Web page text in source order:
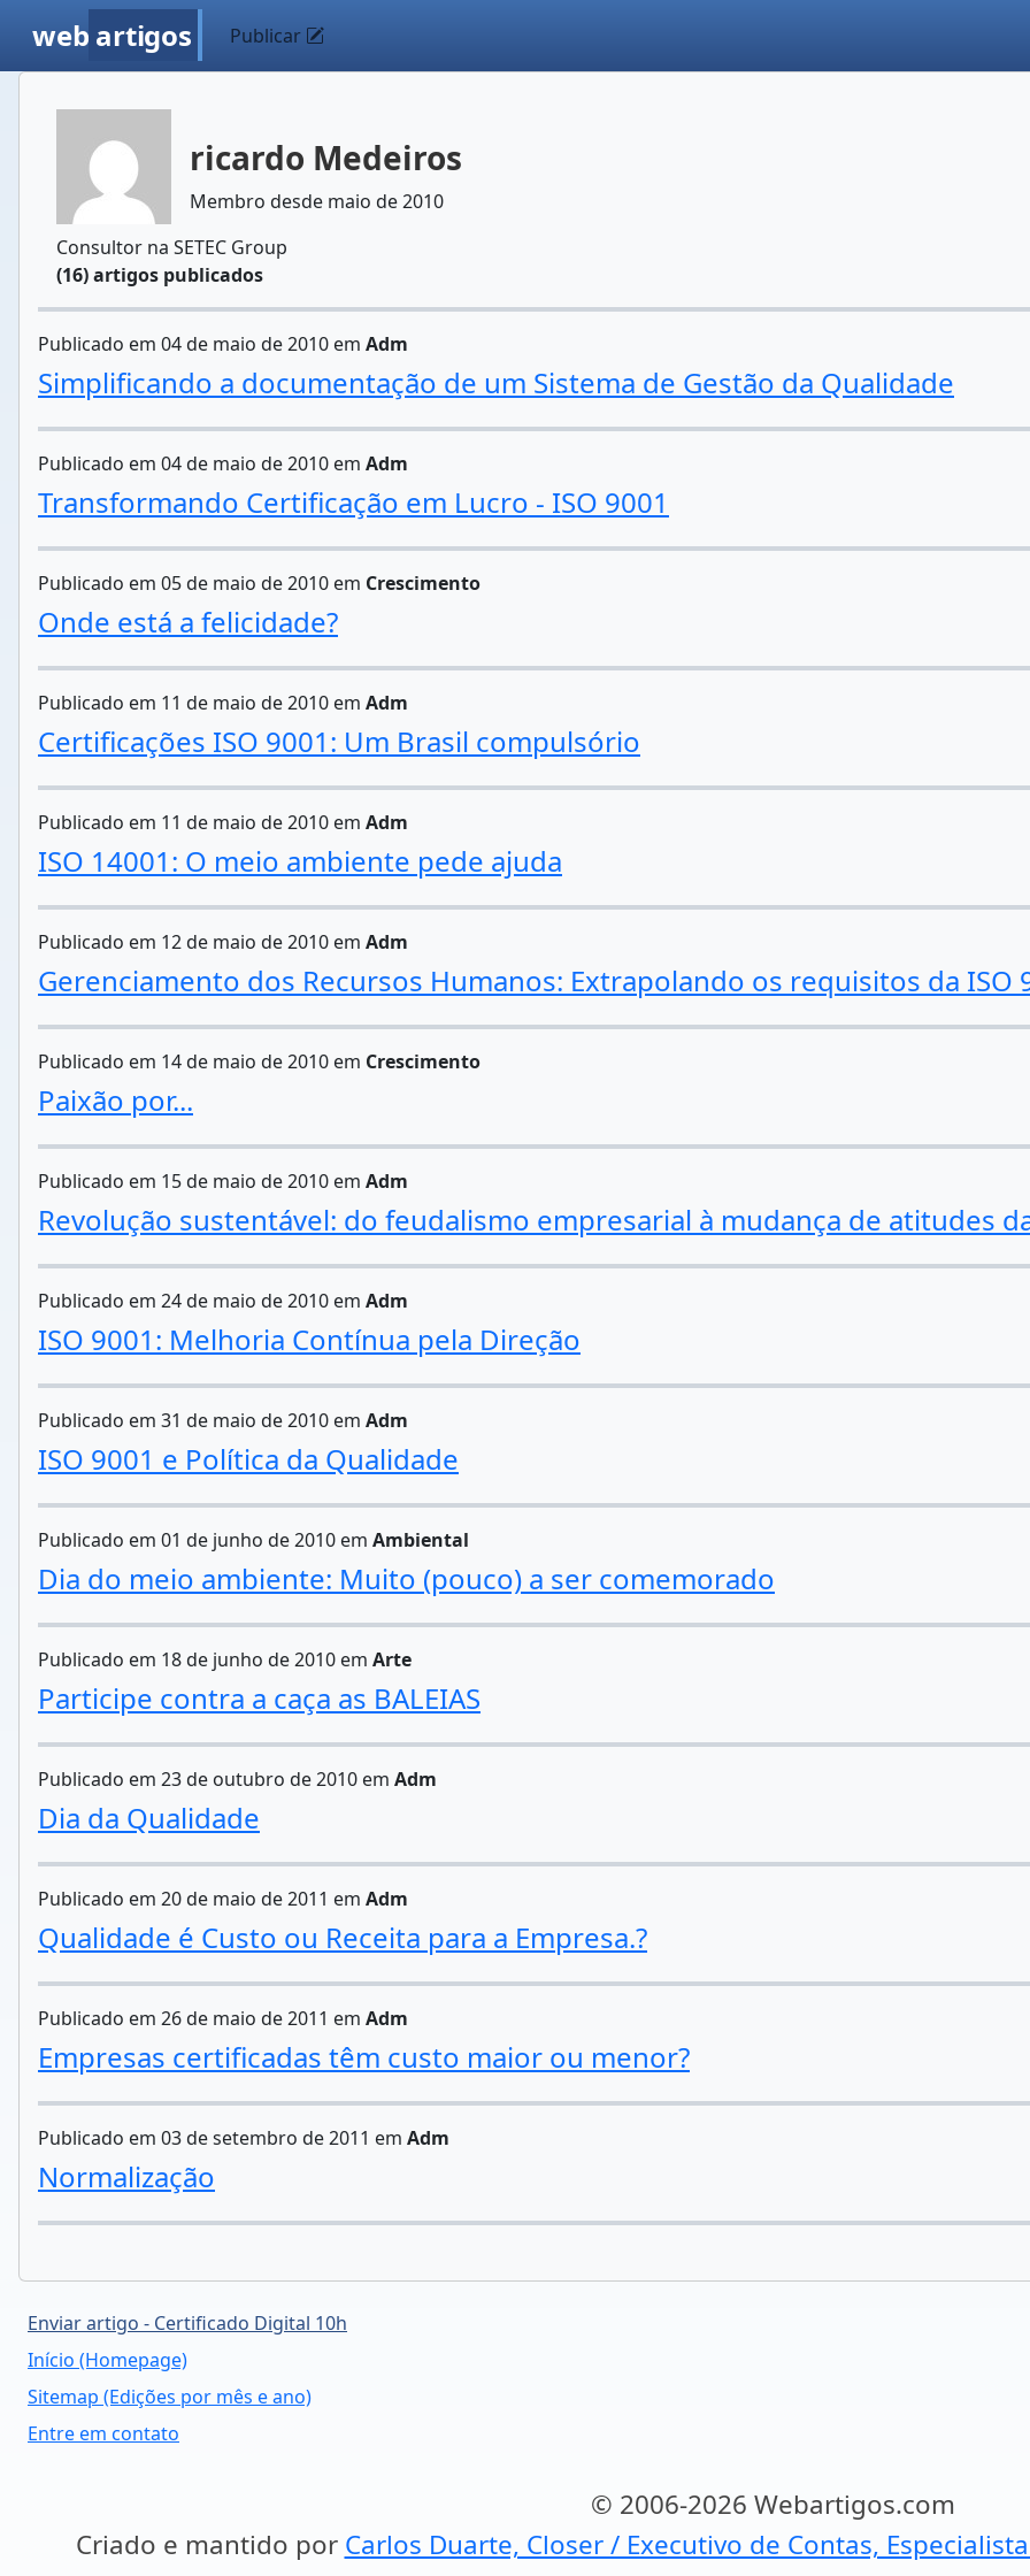
web artigos Publicar
ricardo Medeiros
Membro desde maio de 2010
Consultor na SETEC Group
(16) artigos publicados
Publicado em 04 de maio de 2010 em Adm
Simplificando a documentação de um Sistema de Gestão da Qualidade
Publicado em 04 de maio de 2010 em Adm
Transformando Certificação em Lucro - ISO 9001
Publicado em 05 de maio de 2010 em Crescimento
Onde está a felicidade?
Publicado em 11 de maio de 2010 em Adm
Certificações ISO 9001: Um Brasil compulsório
Publicado em 11 de maio de 2010 em Adm
ISO 14001: O meio ambiente pede ajuda
Publicado em 12 de maio de 2010 em Adm
Gerenciamento dos Recursos Humanos: Extrapolando os requisitos da ISO
Publicado em 14 de maio de 2010 em Crescimento
Paixão por...
Publicado em 15 de maio de 2010 em Adm
Revolução sustentável: do feudalismo empresarial à mudança de atitudes
Publicado em 24 de maio de 2010 em Adm
ISO 9001: Melhoria Contínua pela Direção
Publicado em 31 de maio de 2010 em Adm
ISO 9001 e Política da Qualidade
Publicado em 01 de junho de 2010 em Ambiental
Dia do meio ambiente: Muito (pouco) a ser comemorado
Publicado em 18 de junho de 2010 em Arte
Participe contra a caça as BALEIAS
Publicado em 23 de outubro de 2010 em Adm
Dia da Qualidade
Publicado em 20 de maio de 2011 em Adm
Qualidade é Custo ou Receita para a Empresa.?
Publicado em 26 de maio de 2011 em Adm
Empresas certificadas têm custo maior ou menor?
Publicado em 03 de setembro de 2011 em Adm
Normalização
Enviar artigo - Certificado Digital 10h
Início (Homepage)
Sitemap (Edições por mês e ano)
Entre em contato
© 2006-2026 Webartigos.com
Criado e mantido por Carlos Duarte, Closer / Executivo de Contas,